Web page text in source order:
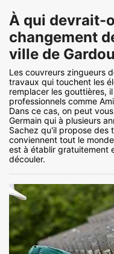
À qui devrait-
changement
ville de
Les couvreurs zingueurs
travaux qui touchent les
remplacer les gouttières,
professionnels comme
Dans ce cas, on peut
Germain qui à plusieurs
Sachez qu'il propose des
conviennent tout le
est à établir gratuitement
découler.